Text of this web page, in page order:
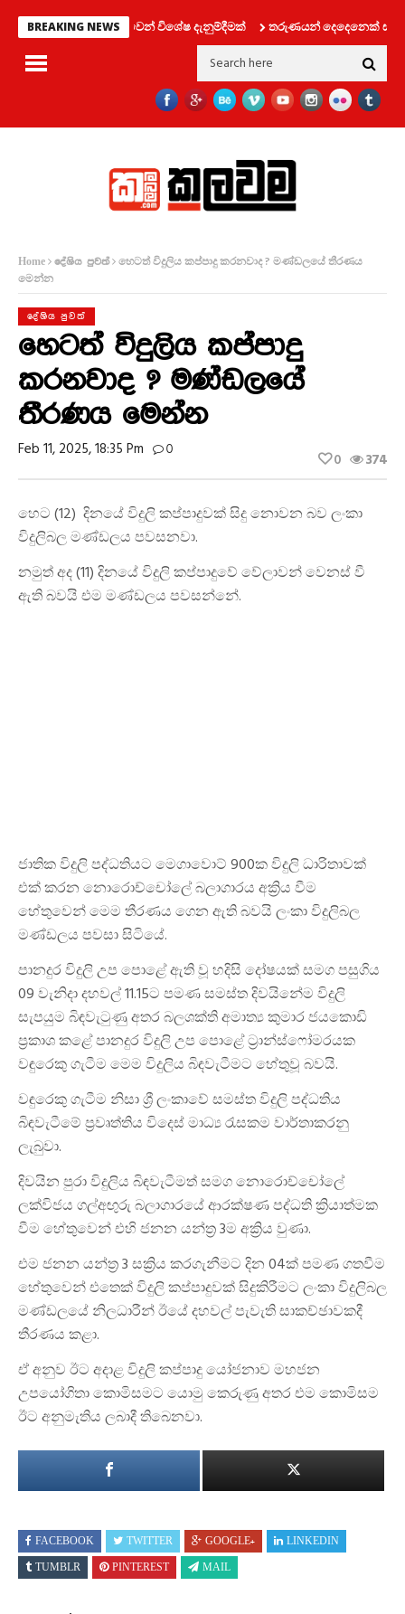
BREAKING NEWS
දෙපාර්තමේන්තුවෙන් විශේෂ දැනුම්දීමක් තරුණයන් දෙදෙනෙක් සමග
Home දේශිය පුවත්
හෙටත් විදුලිය කප්පාදු කරනවාද ? මණ්ඩලයේ තීරණය
මෙන්න
දේශිය පුවත්
හෙටත් විදුලිය කප්පාදු
කරනවාද ? මණ්ඩලයේ
තීරණය මෙන්න
Feb 11, 2025, 18:35 Pm 0 374
0
හෙට (12) දිනයේ විදුලි කප්පාදුවක් සිදු නොවන බව ලංකා
විදුලිබල මණ්ඩලය පවසනවා.
නමුත් අද (11) දින‍යේ විදුලි කප්පාදුවේ වේලාවන් වෙනස් වී
ඇති බවයි එම මණ්ඩලය පවසන්නේ.
ජාතික විදුලි පද්ධතියට මෙගාවොට් 900ක විදුලි ධාරිතාවක්
එක් කරන නොරොච්චෝලේ බලාගාරය අක්‍රිය වීම
හේතුවෙන් මෙම තීරණය ගෙන ඇති බවයි ලංකා විදුලිබල
මණ්ඩලය පවසා සිටියේ.
පානදුර විදුලි උප පොළේ ඇති වූ හදිසි දෝෂයක් සමග පසුගිය
09 වැනිදා දහවල් 11.15ට පමණ සමස්ත දිවයිනේම විදුලි
සැපයුම බිඳවැටුණු අතර බලශක්ති අමාත්‍ය කුමාර ජයකොඩි
ප්‍රකාශ කළේ පානදුර විදුලි උප පොළේ ට්‍රාන්ස්ෆෝමරයක
වඳුරෙකු ගැටීම මෙම විදුලිය බිඳවැටීමට හේතුවූ බවයි.
වඳුරෙකු ගැටීම නිසා ශ්‍රී ලංකාවේ සමස්ත විදුලි පද්ධතිය
බිඳවැටීමේ ප්‍රවෘත්තිය විදෙස් මාධ්‍ය රැසකම වාර්තාකරනු
ලැබුවා.
දිවයින පුරා විදුලිය බිඳවැටීමත් සමග නොරොච්චෝලේ
ලක්විජය ගල්අඟුරු බලාගාරයේ ආරක්ෂණ පද්ධති ක්‍රියාත්මක
වීම හේතුවෙන් එහි ජනන යන්ත්‍ර 3ම අක්‍රිය වුණා.
එම ජනන යන්ත්‍ර 3 සක්‍රිය කරගැනීමට දින 04ක් පමණ ගතවීම
හේතුවෙන් එතෙක් විදුලි කප්පාදුවක් සිදුකිරීමට ලංකා විදුලිබල
මණ්ඩලයේ නිලධාරීන් ඊයේ දහවල් පැවැති සාකච්ඡාවකදී
තීරණය කළා.
ඒ අනුව ඊට අදාළ විදුලි කප්පාදු යෝජනාව මහජන
උපයෝගිතා කොමිසමට යොමු කෙරුණු අතර එම කොමිසම
ඊට අනුමැතිය ලබාදී තිබෙනවා.
FACEBOOK TWITTER GOOGLE+ LINKEDIN
TUMBLR PINTEREST MAIL